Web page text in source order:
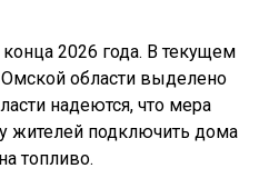
2026 года. В текущем
области выделено
надеются, что мера
жителей подключить дома
топливо.